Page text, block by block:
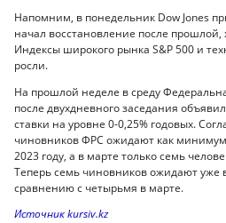
Напомним, в понедельник Dow Jones
начал восстановление после
Индексы широкого рынка S&P 500 и
росли.
На прошлой неделе в среду
после двухдневного заседания
ставки на уровне 0-0,25% годовых.
чиновников ФРС ожидают как
2023 году, а в марте только семь
Теперь семь чиновников ожидают уже
сравнению с четырьмя в марте.
Источник kursiv.kz